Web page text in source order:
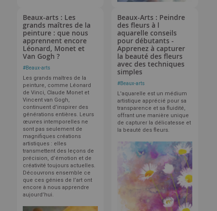
Beaux-arts : Les
grands maîtres de la
peinture : que nous
apprennent encore
Léonard, Monet et
Van Gogh ?
#Beaux-arts
Les grands maîtres de la
peinture, comme Léonard
de Vinci, Claude Monet et
Vincent van Gogh,
continuent d’inspirer des
générations entières. Leurs
œuvres intemporelles ne
sont pas seulement de
magnifiques créations
artistiques : elles
transmettent des leçons de
précision, d’émotion et de
créativité toujours actuelles.
Découvrons ensemble ce
que ces génies de l’art ont
encore à nous apprendre
aujourd’hui.
Beaux-Arts : Peindre
des fleurs à l
aquarelle conseils
pour débutants -
Apprenez à capturer
la beauté des fleurs
avec des techniques
simples
#Beaux-arts
L'aquarelle est un médium
artistique apprécié pour sa
transparence et sa fluidité,
offrant une manière unique
de capturer la délicatesse et
la beauté des fleurs.